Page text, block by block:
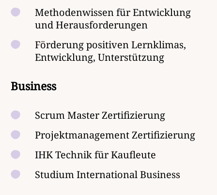
Methodenwissen für Entwicklung
und Herausforderungen
Förderung positiven Lernklimas,
Entwicklung, Unterstützung
Business
Scrum Master Zertifizierung
Projektmanagement Zertifizierung
IHK Technik für Kaufleute
Studium International Business